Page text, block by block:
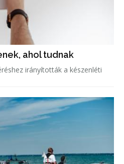
ahol tudnak
irányították a készenléti